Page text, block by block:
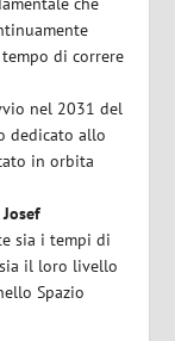
di correre
nel 2031 del
dedicato allo
in orbita
Josef
sia i tempi di
il loro livello
Spazio